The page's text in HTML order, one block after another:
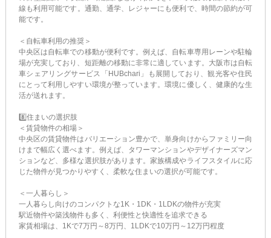
線も利用可能です​。通勤、通学、レジャーにも便利で、時間の節約が可
能です。
＜自転車利用の推奨＞
中央区は自転車での移動が便利です。例えば、自転車専用レーンや駐輪
場が充実しており、短距離の移動に非常に適しています。大阪市は自転
車シェアリングサービス「HUBchari」も展開しており、観光客や住民
にとって利用しやすい環境が整っています​。環境に優しく、健康的な生
活が送れます。
8️⃣住まいの選択肢
＜賃貸物件の相場＞
中央区の賃貸物件はバリエーション豊かで、単身向けからファミリー向
けまで幅広く選べます​。例えば、タワーマンションやデザイナーズマン
ションなど、多様な選択肢があります。家族構成やライフスタイルに応
じた物件が見つかりやすく、柔軟な住まいの選択が可能です。
＜一人暮らし＞
一人暮らし向けのコンパクトな1K・1DK・1LDKの物件が充実
駅近物件や築浅物件も多く、利便性と快適性を追求できる
家賃相場は、1Kで7万円～8万円、1LDKで10万円～12万円程度